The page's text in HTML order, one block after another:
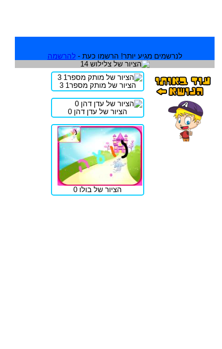
לנרשמים מגיע יותר! הרשמו כעת - להרשמה
הציור של מותק מספר1 3
הציור של עדן דהן 0
הציור של בולו 0